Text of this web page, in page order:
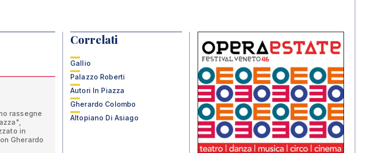
rassegne
in
Gherardo
Correlati
Gallio
Palazzo Roberti
Autori In Piazza
Gherardo Colombo
Altopiano Di Asiago